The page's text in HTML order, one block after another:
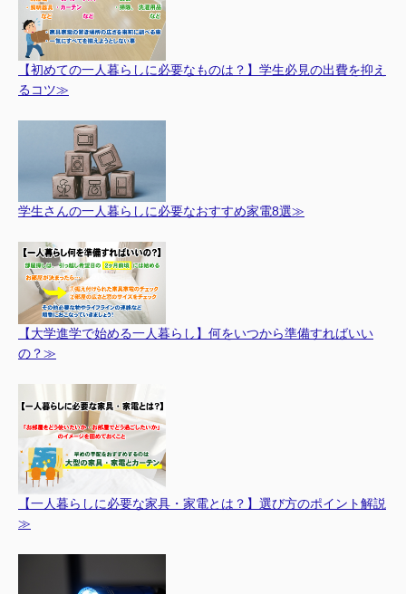
【初めての一人暮らしに必要なものは？】学生必見の出費を抑え
るコツ≫
学生さんの一人暮らしに必要なおすすめ家電8選≫
【大学進学で始める一人暮らし】何をいつから準備すればいい
の？≫
【一人暮らしに必要な家具・家電とは？】選び方のポイント解説
≫